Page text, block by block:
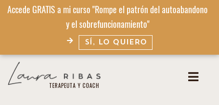
Accede GRATIS a mi curso "Rompe el patrón del autoabandono
y el sobrefuncionamiento"
SÍ, LO QUIERO
TERAPEUTA Y COACH​